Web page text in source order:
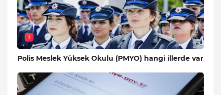
1
Polis Meslek Yüksek Okulu (PMYO) hangi illerde var